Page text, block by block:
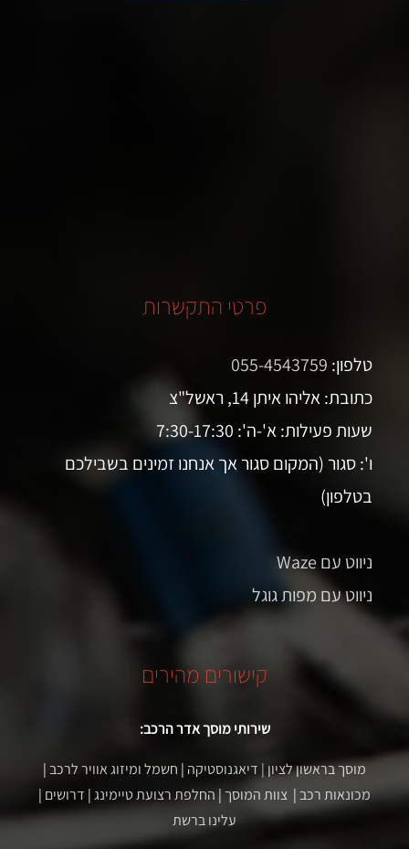
פרטי התקשרות
טלפון: 055-4543759
כתובת: אליהו איתן 14, ראשל"צ
שעות פעילות: א'-ה': 7:30-17:30
ו': סגור (המקום סגור אך אנחנו זמינים בשבילכם
בטלפון)
ניווט עם Waze
ניווט עם מפות גוגל
קישורים מהירים
שירותי מוסך אדר הרכב:
מוסך בראשון לציון | דיאגנוסטיקה | חשמל ומיזוג אוויר לרכב|
מכונאות רכב| צוות המוסך| החלפת רצועת טיימינג| דרושים |
עלינו ברשת